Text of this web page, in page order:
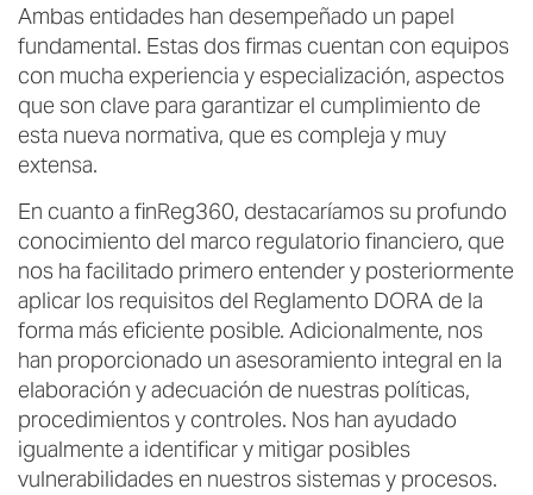
Ambas entidades han desempeñado un papel
fundamental. Estas dos firmas cuentan con equipos
con mucha experiencia y especialización, aspectos
que son clave para garantizar el cumplimiento de
esta nueva normativa, que es compleja y muy
extensa.
En cuanto a finReg360, destacaríamos su profundo
conocimiento del marco regulatorio financiero, que
nos ha facilitado primero entender y posteriormente
aplicar los requisitos del Reglamento DORA de la
forma más eficiente posible. Adicionalmente, nos
han proporcionado un asesoramiento integral en la
elaboración y adecuación de nuestras políticas,
procedimientos y controles. Nos han ayudado
igualmente a identificar y mitigar posibles
vulnerabilidades en nuestros sistemas y procesos.